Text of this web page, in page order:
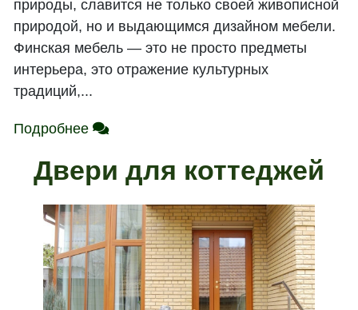
природы, славится не только своей живописной
природой, но и выдающимся дизайном мебели.
Финская мебель — это не просто предметы
интерьера, это отражение культурных
традиций,...
Подробнее
Двери для коттеджей